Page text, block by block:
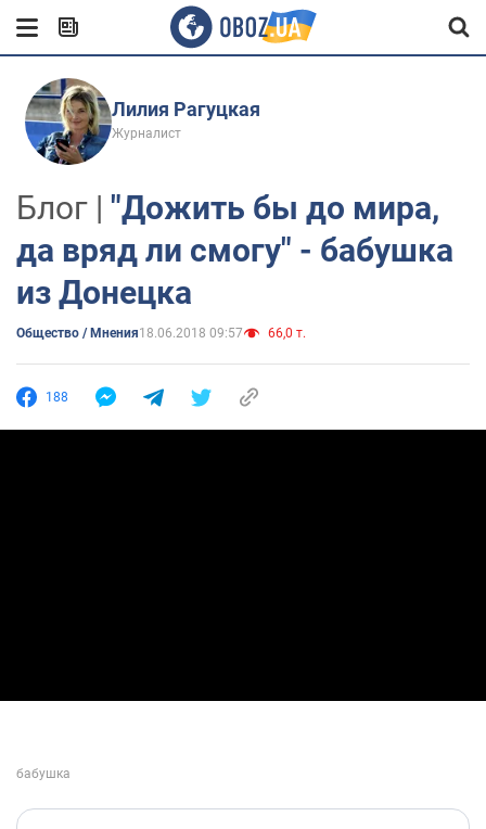
Лилия Рагуцкая
Журналист
Блог | "Дожить бы до мира,
да вряд ли смогу" - бабушка
из Донецка
Общество / Мнения18.06.2018 09:57 66,0 т.
188